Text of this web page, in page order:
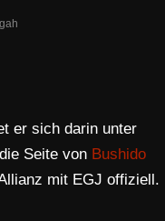
er sich darin unter
Seite von Bushido
mit EGJ offiziell.